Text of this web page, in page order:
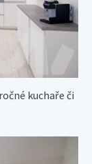
kuchaře či